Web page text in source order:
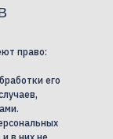
право:
его